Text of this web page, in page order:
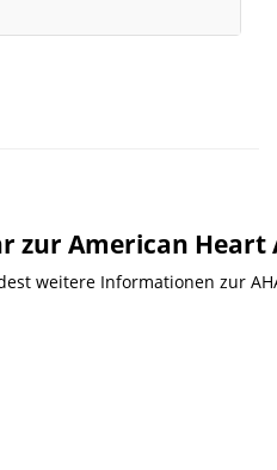
zur American Heart
weitere Informationen zur